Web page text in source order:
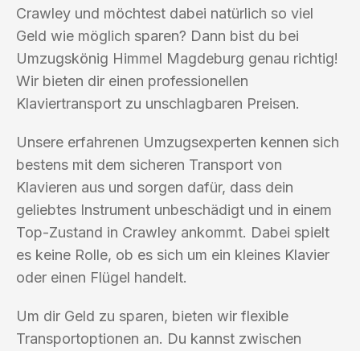
Crawley und möchtest dabei natürlich so viel
Geld wie möglich sparen? Dann bist du bei
Umzugskönig Himmel Magdeburg genau richtig!
Wir bieten dir einen professionellen
Klaviertransport zu unschlagbaren Preisen.
Unsere erfahrenen Umzugsexperten kennen sich
bestens mit dem sicheren Transport von
Klavieren aus und sorgen dafür, dass dein
geliebtes Instrument unbeschädigt und in einem
Top-Zustand in Crawley ankommt. Dabei spielt
es keine Rolle, ob es sich um ein kleines Klavier
oder einen Flügel handelt.
Um dir Geld zu sparen, bieten wir flexible
Transportoptionen an. Du kannst zwischen